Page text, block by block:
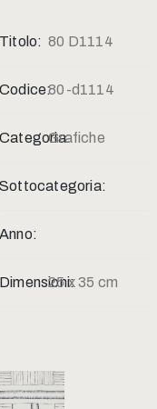
Titolo: 80 D1114
Codice:80-d1114
Categoria:Grafiche
Sottocategoria:
Anno:
Dimensioni:25 x 35 cm